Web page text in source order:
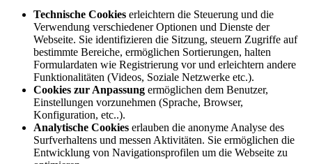
Technische Cookies erleichtern die Steuerung und die
Verwendung verschiedener Optionen und Dienste der
Webseite. Sie identifizieren die Sitzung, steuern Zugriffe auf
bestimmte Bereiche, ermöglichen Sortierungen, halten
Formulardaten wie Registrierung vor und erleichtern andere
Funktionalitäten (Videos, Soziale Netzwerke etc.).
Cookies zur Anpassung ermöglichen dem Benutzer,
Einstellungen vorzunehmen (Sprache, Browser,
Konfiguration, etc..).
Analytische Cookies erlauben die anonyme Analyse des
Surfverhaltens und messen Aktivitäten. Sie ermöglichen die
Entwicklung von Navigationsprofilen um die Webseite zu